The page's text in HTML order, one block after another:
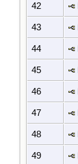
42
43
44
45
46
47
48
49